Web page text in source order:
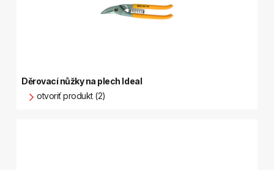
Děrovací nůžky na plech Ideal
otvoriť produkt (2)